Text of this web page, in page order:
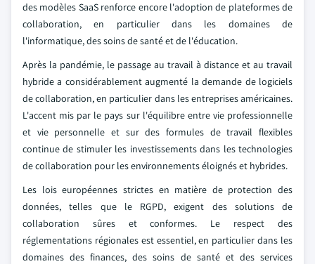
des modèles SaaS renforce encore l'adoption de plateformes de
collaboration, en particulier dans les domaines de
l'informatique, des soins de santé et de l'éducation.
Après la pandémie, le passage au travail à distance et au travail
hybride a considérablement augmenté la demande de logiciels
de collaboration, en particulier dans les entreprises américaines.
L'accent mis par le pays sur l'équilibre entre vie professionnelle
et vie personnelle et sur des formules de travail flexibles
continue de stimuler les investissements dans les technologies
de collaboration pour les environnements éloignés et hybrides.
Les lois européennes strictes en matière de protection des
données, telles que le RGPD, exigent des solutions de
collaboration sûres et conformes. Le respect des
réglementations régionales est essentiel, en particulier dans les
domaines des finances, des soins de santé et des services